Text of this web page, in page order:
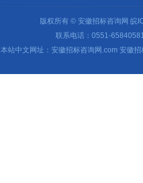
版权所有 © 安徽招标咨询网 皖
联系电话：0551-
本站中文网址：安徽招标咨询网.com 安徽